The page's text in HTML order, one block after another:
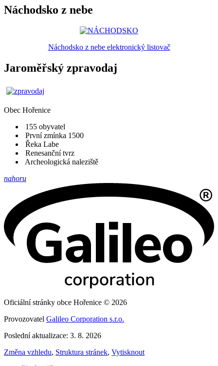
Náchodsko z nebe
Náchodsko z nebe elektronický listovač
Jaroměřský zpravodaj
Obec Hořenice
155 obyvatel
První zmínka 1500
Řeka Labe
Renesanční tvrz
Archeologická naleziště
nahoru
Oficiální stránky obce Hořenice © 2026
Provozovatel Galileo Corporation s.r.o.
Poslední aktualizace: 3. 8. 2026
Změna vzhledu, Struktura stránek, Vytisknout